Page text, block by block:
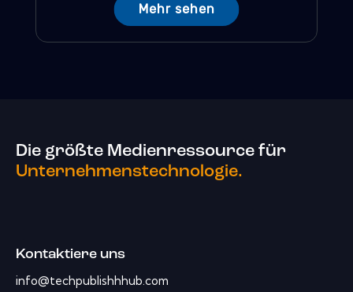
Mehr sehen
Die größte Medienressource für
Unternehmenstechnologie.
Kontaktiere uns
info@techpublishhhub.com